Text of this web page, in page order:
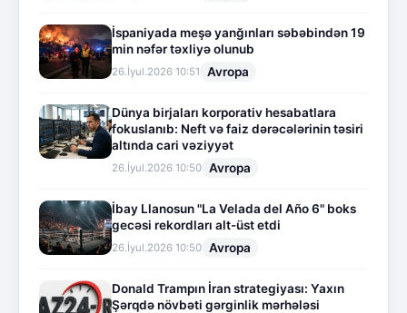
İspaniyada meşə yanğınları səbəbindən 19
min nəfər təxliyə olunub
26.İyul.2026 10:51 Avropa
Dünya birjaları korporativ hesabatlara
fokuslanıb: Neft və faiz dərəcələrinin təsiri
altında cari vəziyyət
26.İyul.2026 10:50 Avropa
İbay Llanosun "La Velada del Año 6" boks
gecəsi rekordları alt-üst etdi
26.İyul.2026 10:50 Avropa
Donald Trampın İran strategiyası: Yaxın
Şərqdə növbəti gərginlik mərhələsi